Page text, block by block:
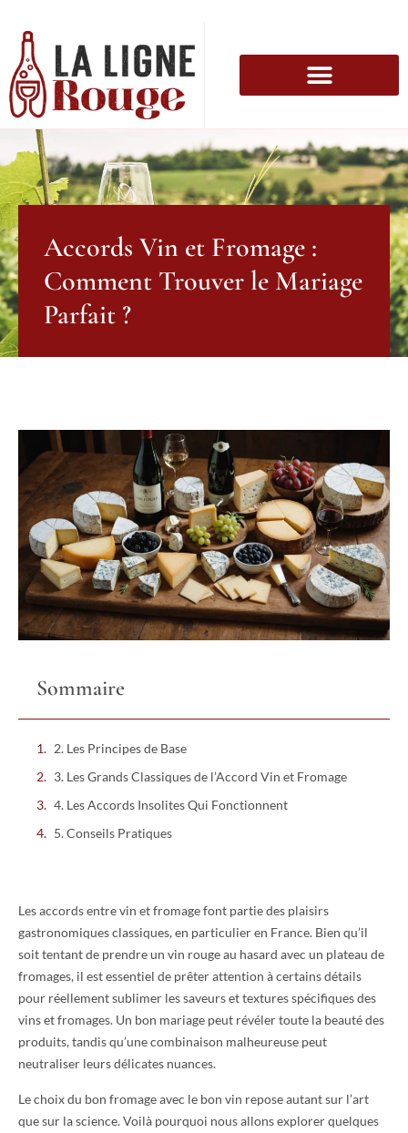
Accords Vin et Fromage :
Comment Trouver le Mariage
Parfait ?
Sommaire
2. Les Principes de Base
3. Les Grands Classiques de l’Accord Vin et Fromage
4. Les Accords Insolites Qui Fonctionnent
5. Conseils Pratiques
Les accords entre vin et fromage font partie des plaisirs
gastronomiques classiques, en particulier en France. Bien qu’il
soit tentant de prendre un vin rouge au hasard avec un plateau de
fromages, il est essentiel de prêter attention à certains détails
pour réellement sublimer les saveurs et textures spécifiques des
vins et fromages. Un bon mariage peut révéler toute la beauté des
produits, tandis qu’une combinaison malheureuse peut
neutraliser leurs délicates nuances.
Le choix du bon fromage avec le bon vin repose autant sur l’art
que sur la science. Voilà pourquoi nous allons explorer quelques